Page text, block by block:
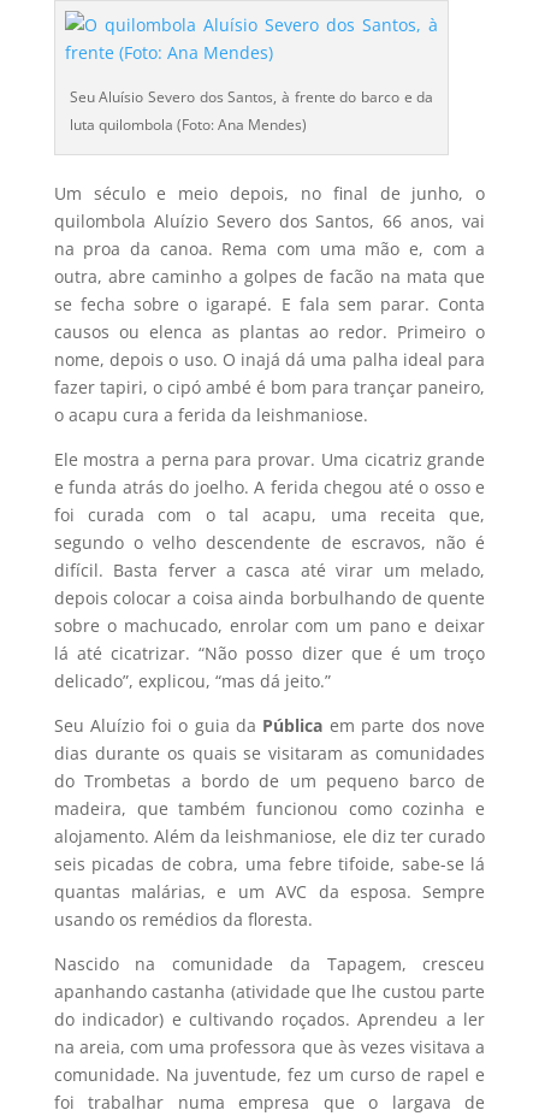
Seu Aluísio Severo dos Santos, à frente do barco e da
luta quilombola (Foto: Ana Mendes)
Um século e meio depois, no final de junho, o
quilombola Aluízio Severo dos Santos, 66 anos, vai
na proa da canoa. Rema com uma mão e, com a
outra, abre caminho a golpes de facão na mata que
se fecha sobre o igarapé. E fala sem parar. Conta
causos ou elenca as plantas ao redor. Primeiro o
nome, depois o uso. O inajá dá uma palha ideal para
fazer tapiri, o cipó ambé é bom para trançar paneiro,
o acapu cura a ferida da leishmaniose.
Ele mostra a perna para provar. Uma cicatriz grande
e funda atrás do joelho. A ferida chegou até o osso e
foi curada com o tal acapu, uma receita que,
segundo o velho descendente de escravos, não é
difícil. Basta ferver a casca até virar um melado,
depois colocar a coisa ainda borbulhando de quente
sobre o machucado, enrolar com um pano e deixar
lá até cicatrizar. “Não posso dizer que é um troço
delicado”, explicou, “mas dá jeito.”
Seu Aluízio foi o guia da Pública em parte dos nove
dias durante os quais se visitaram as comunidades
do Trombetas a bordo de um pequeno barco de
madeira, que também funcionou como cozinha e
alojamento. Além da leishmaniose, ele diz ter curado
seis picadas de cobra, uma febre tifoide, sabe-se lá
quantas malárias, e um AVC da esposa. Sempre
usando os remédios da floresta.
Nascido na comunidade da Tapagem, cresceu
apanhando castanha (atividade que lhe custou parte
do indicador) e cultivando roçados. Aprendeu a ler
na areia, com uma professora que às vezes visitava a
comunidade. Na juventude, fez um curso de rapel e
foi trabalhar numa empresa que o largava de